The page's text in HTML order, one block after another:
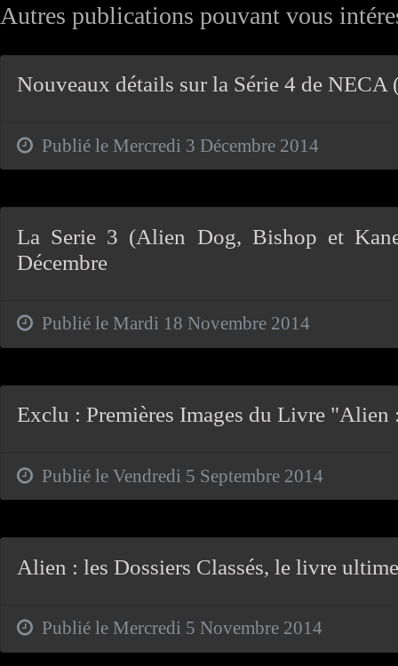
Autres publications pouvant vous
Nouveaux détails sur la Série 4 de NECA
Publié le Mercredi 3 Décembre 2014
La Serie 3 (Alien Dog, Bishop et
Décembre
Publié le Mardi 18 Novembre 2014
Exclu : Premières Images du Livre "Alien
Publié le Vendredi 5 Septembre 2014
Alien : les Dossiers Classés, le livre
Publié le Mercredi 5 Novembre 2014